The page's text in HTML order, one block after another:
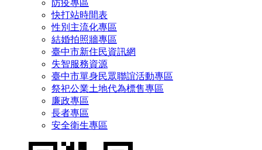
防疫專區
快打站時間表
性別主流化專區
結婚拍照牆專區
臺中市新住民資訊網
失智服務資源
臺中市單身民眾聯誼活動專區
祭祀公業土地代為標售專區
廉政專區
長者專區
安全衛生專區